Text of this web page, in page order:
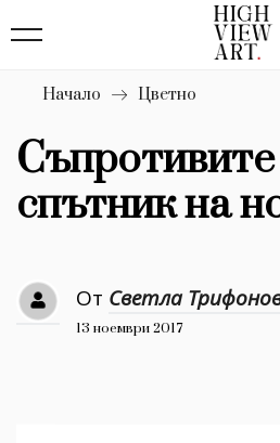
Бизнес
Мода
Dialogue
Изкуство
4340
Красота
777
Начало Цветно
спътник на
От Светла
13 ноември 2017